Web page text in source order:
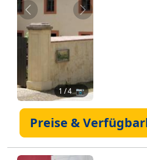
Zurück Weiter
1 / 4 📷
Preise &